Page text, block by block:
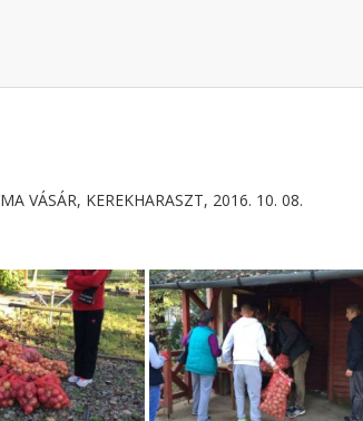
VÁSÁR, KEREKHARASZT, 2016. 10. 08.